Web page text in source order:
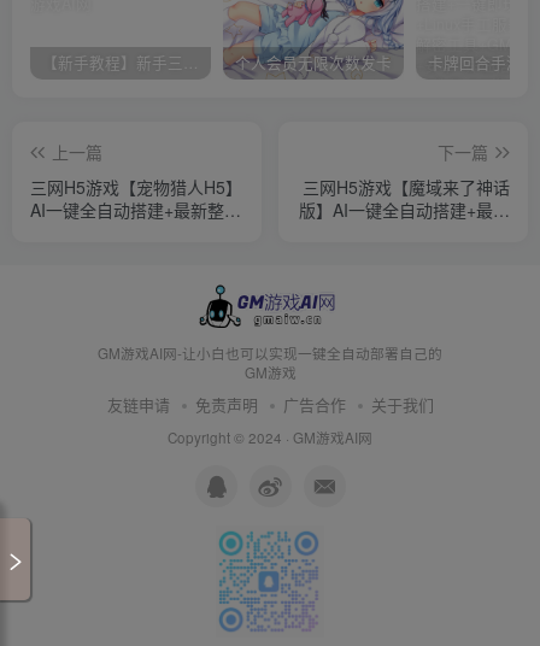
【新手教程】新手三分钟入门AI全自动搭建 个人会员无限次数发卡
上一篇
三网H5游戏【宠物猎人H5】
AI一键全自动搭建+最新整理
下一篇
三网H5游戏【魔域来了神话
版】AI一键全自动搭建+最新
GM游戏AI网-让小白也可以实现一键全自动部署自己的
GM游戏
友链申请 免责声明 广告合作 关于我们
Copyright © 2024 · GM游戏AI网